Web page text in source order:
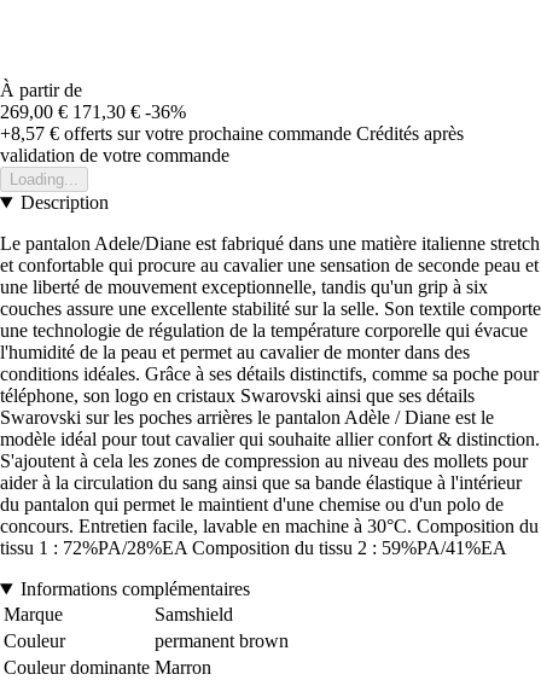
À partir de
269,00 € 171,30 € -36%
+8,57 € offerts sur votre prochaine commande Crédités après
validation de votre commande
Loading...
Description
Le pantalon Adele/Diane est fabriqué dans une matière italienne stretch
et confortable qui procure au cavalier une sensation de seconde peau et
une liberté de mouvement exceptionnelle, tandis qu'un grip à six
couches assure une excellente stabilité sur la selle. Son textile comporte
une technologie de régulation de la température corporelle qui évacue
l'humidité de la peau et permet au cavalier de monter dans des
conditions idéales. Grâce à ses détails distinctifs, comme sa poche pour
téléphone, son logo en cristaux Swarovski ainsi que ses détails
Swarovski sur les poches arrières le pantalon Adèle / Diane est le
modèle idéal pour tout cavalier qui souhaite allier confort & distinction.
S'ajoutent à cela les zones de compression au niveau des mollets pour
aider à la circulation du sang ainsi que sa bande élastique à l'intérieur
du pantalon qui permet le maintient d'une chemise ou d'un polo de
concours. Entretien facile, lavable en machine à 30°C. Composition du
tissu 1 : 72%PA/28%EA Composition du tissu 2 : 59%PA/41%EA
Informations complémentaires
Marque
Samshield
Couleur
permanent brown
Couleur dominante Marron